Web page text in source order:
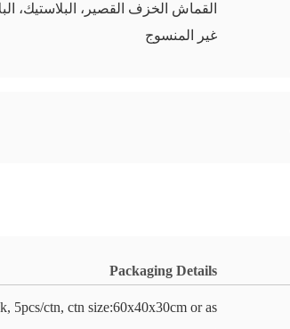
القماش الخزف القصير، البلاستيك،
غير المنسوج
Packaging Details
5pcs/ctn, ctn size:60x40x30cm or as